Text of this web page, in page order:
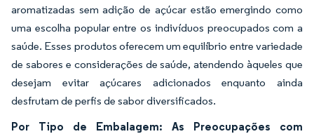
aromatizadas sem adição de açúcar estão emergindo como
uma escolha popular entre os indivíduos preocupados com a
saúde. Esses produtos oferecem um equilíbrio entre variedade
de sabores e considerações de saúde, atendendo àqueles que
desejam evitar açúcares adicionados enquanto ainda
desfrutam de perfis de sabor diversificados.
Por Tipo de Embalagem: As Preocupações com